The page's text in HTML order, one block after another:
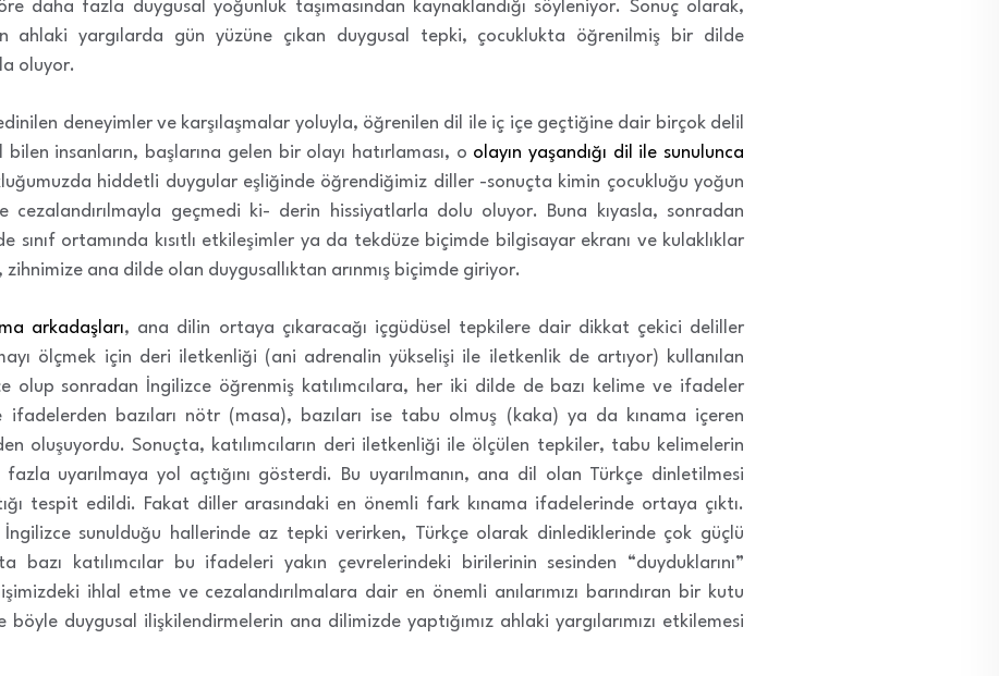
daha fazla duygusal yoğunluk taşımasından kaynaklandığı söyleniyor. Sonuç olarak,
ahlaki yargılarda gün yüzüne çıkan duygusal tepki, çocuklukta öğrenilmiş bir dilde
oluyor.
deneyimler ve karşılaşmalar yoluyla, öğrenilen dil ile iç içe geçtiğine dair birçok delil
insanların, başlarına gelen bir olayı hatırlaması, o olayın yaşandığı dil ile sunulunca
hiddetli duygular eşliğinde öğrendiğimiz diller -sonuçta kimin çocukluğu yoğun
geçmedi ki- derin hissiyatlarla dolu oluyor. Buna kıyasla, sonradan
sınıf ortamında kısıtlı etkileşimler ya da tekdüze biçimde bilgisayar ekranı ve kulaklıklar
ana dilde olan duygusallıktan arınmış biçimde giriyor.
arkadaşları, ana dilin ortaya çıkaracağı içgüdüsel tepkilere dair dikkat çekici deliller
ölçmek için deri iletkenliği (ani adrenalin yükselişi ile iletkenlik de artıyor) kullanılan
olup sonradan İngilizce öğrenmiş katılımcılara, her iki dilde de bazı kelime ve ifadeler
bazıları nötr (masa), bazıları ise tabu olmuş (kaka) ya da kınama içeren
oluşuyordu. Sonuçta, katılımcıların deri iletkenliği ile ölçülen tepkiler, tabu kelimelerin
uyarılmaya yol açtığını gösterdi. Bu uyarılmanın, ana dil olan Türkçe dinletilmesi
tespit edildi. Fakat diller arasındaki en önemli fark kınama ifadelerinde ortaya çıktı.
İngilizce sunulduğu hallerinde az tepki verirken, Türkçe olarak dinlediklerinde çok güçlü
katılımcılar bu ifadeleri yakın çevrelerindeki birilerinin sesinden “duyduklarını”
ihlal etme ve cezalandırılmalara dair en önemli anılarımızı barındıran bir kutu
duygusal ilişkilendirmelerin ana dilimizde yaptığımız ahlaki yargılarımızı etkilemesi